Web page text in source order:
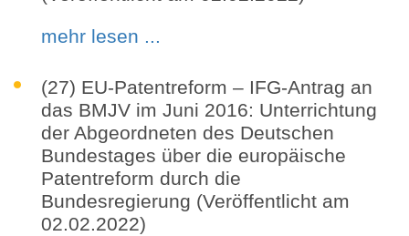
mehr lesen ...
(27) EU-Patentreform – IFG-Antrag an
das BMJV im Juni 2016: Unterrichtung
der Abgeordneten des Deutschen
Bundestages über die europäische
Patentreform durch die
Bundesregierung (Veröffentlicht am
02.02.2022)